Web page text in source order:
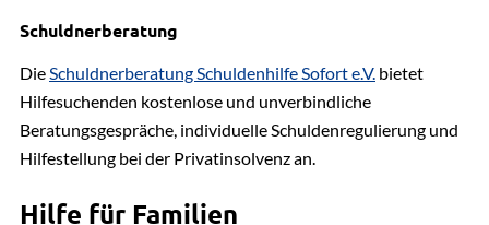
Schuldnerberatung
DieSchuldnerberatung Schuldenhilfe Sofort e.V. bietet
Hilfesuchenden kostenlose und unverbindliche
Beratungsgespräche, individuelle Schuldenregulierung und
Hilfestellung bei der Privatinsolvenz an.
Hilfe für Familien